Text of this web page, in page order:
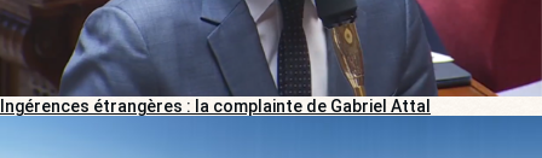
Ingérences étrangères : la complainte de Gabriel Attal